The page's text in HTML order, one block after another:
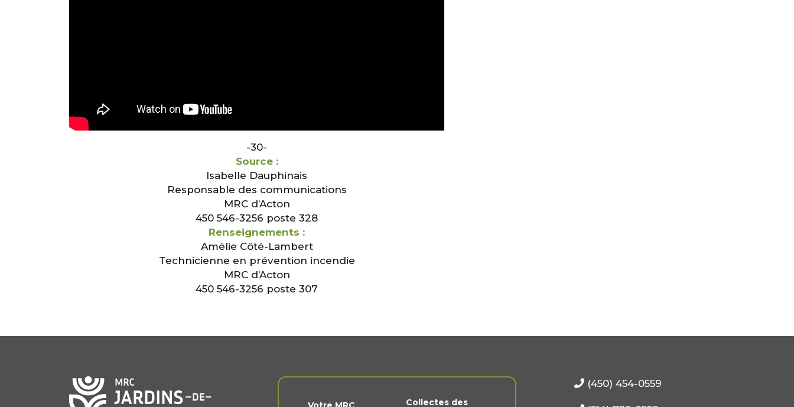
-30-
Source :
Isabelle Dauphinais
Responsable des communications
MRC d’Acton
450 546-3256 poste 328
Renseignements :
Amélie Côté-Lambert
Technicienne en prévention incendie
MRC d’Acton
450 546-3256 poste 307
Collectes des
(450) 454-0559